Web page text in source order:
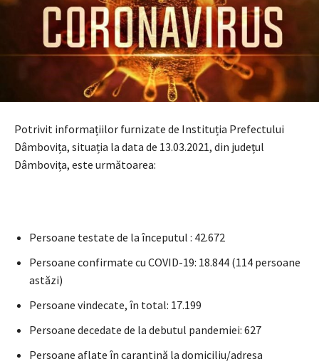
Potrivit informațiilor furnizate de Instituția Prefectului
Dâmbovița, situația la data de 13.03.2021, din județul
Dâmbovița, este următoarea:
Persoane testate de la începutul : 42.672
Persoane confirmate cu COVID-19: 18.844 (114 persoane
astăzi)
Persoane vindecate, în total: 17.199
Persoane decedate de la debutul pandemiei: 627
Persoane aflate în carantină la domiciliu/adresa